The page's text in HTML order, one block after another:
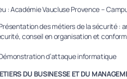
: Académie Vaucluse Provence –
des métiers de la sécurité :
conseil en organisation et
d’attaque informatique
DU BUSINESSE ET DU